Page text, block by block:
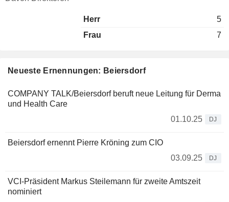
Neueste Ernennungen: Beiersdorf
COMPANY TALK/Beiersdorf beruft neue Leitung für Derma
und Health Care
01.10.25
DJ
Beiersdorf ernennt Pierre Kröning zum CIO
03.09.25
DJ
VCI-Präsident Markus Steilemann für zweite Amtszeit
nominiert
Herr
5
Frau
7